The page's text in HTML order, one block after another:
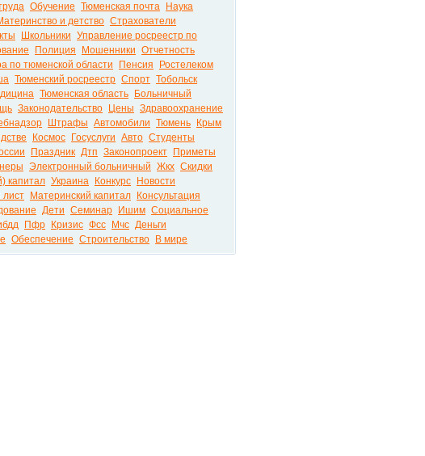
Обучение Тюменская почта
Наука
и детство Страхователи
Школьники Управление росреестр по
Полиция Мошенники Отчетность
по тюменской области Пенсия
Ростелеком
Тюменский росреестр Спорт Тобольск
Тюменская область
Больничный
Законодательство Цены Здравоохранение
Штрафы Автомобили Тюмень
Крым
Космос Госуслуги Авто Студенты
Праздник Дтп Законопроект
Приметы
Электронный больничный Жкх Скидки
капитал Украина Конкурс
Новости
лист Материнский капитал
Консультация
Дети Семинар Ишим Социальное
Пфр Кризис Фсс Мчс Деньги
Обеспечение Строительство В мире